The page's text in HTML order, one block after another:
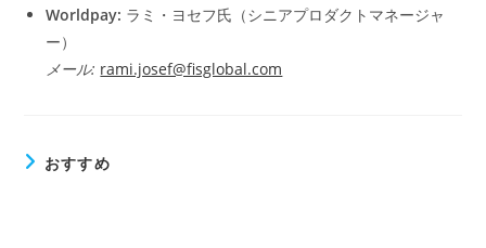
Worldpay: ラミ・ヨセフ氏（シニアプロダクトマネージャ
ー）
メール: rami.josef@fisglobal.com
おすすめ